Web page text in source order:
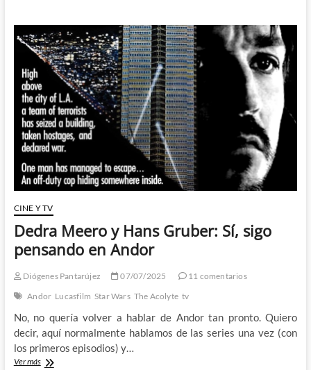
El
Mandaloriano
Grogu
CINE Y TV
Dedra Meero y Hans Gruber: Sí, sigo
pensando en Andor
Diógenes Pantarújez 07/07/2025
11 comentarios
Andor Lucasfilm Star Wars The Acolyte tv
No, no quería volver a hablar de Andor tan pronto. Quiero
decir, aquí normalmente hablamos de las series una vez (con
los primeros episodios) y…
Ver másDedra